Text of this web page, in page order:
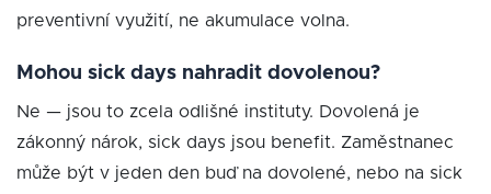
preventivní využití, ne akumulace volna.
Mohou sick days nahradit dovolenou?
Ne — jsou to zcela odlišné instituty. Dovolená je
zákonný nárok, sick days jsou benefit. Zaměstnanec
může být v jeden den buď na dovolené, nebo na sick